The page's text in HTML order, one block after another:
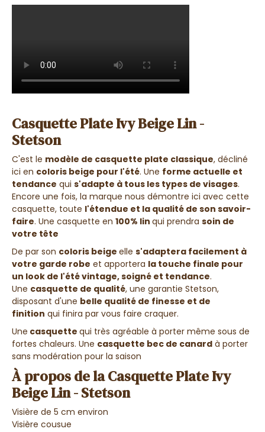
Casquette Plate Ivy Beige Lin -
Stetson
C'est le modèle de casquette plate classique, décliné
ici en coloris beige pour l'été. Une forme actuelle et
tendance qui s'adapte à tous les types de visages.
Encore une fois, la marque nous démontre ici avec cette
casquette, toute l'étendue et la qualité de son savoir-
faire. Une casquette en 100% lin qui prendra soin de
votre tête
De par son coloris beige elle s'adaptera facilement à
votre garde robe et apportera la touche finale pour
un look de l'été vintage, soigné et tendance.
Une casquette de qualité, une garantie Stetson,
disposant d'une belle qualité de finesse et de
finition qui finira par vous faire craquer.
Une casquette qui très agréable à porter même sous de
fortes chaleurs. Une casquette bec de canard à porter
sans modération pour la saison
À propos de la Casquette Plate Ivy
Beige Lin - Stetson
Visière de 5 cm environ
Visière cousue